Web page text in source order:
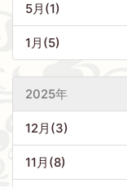
5月(1)
1月(5)
2025年
12月(3)
11月(8)